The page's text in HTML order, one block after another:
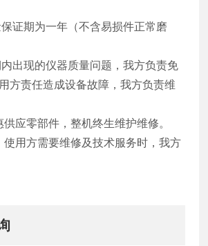
证期为一年（不含易损件正常磨
出现的仪器质量问题，我方负责免
方责任造成设备故障，我方负责维
应零部件，整机终生维护维修。
使用方需要维修及技术服务时，我方